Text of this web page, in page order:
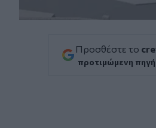
Προσθέστε το
προτιμώμενη